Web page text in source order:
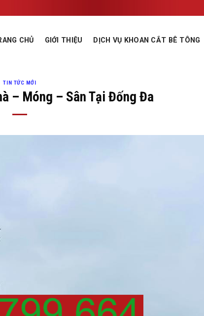
CHỦ GIỚI THIỆU DỊCH VỤ KHOAN CẮT BÊ TÔNG
TIN TỨC MỚI
– Móng – Sân Tại Đống Đa